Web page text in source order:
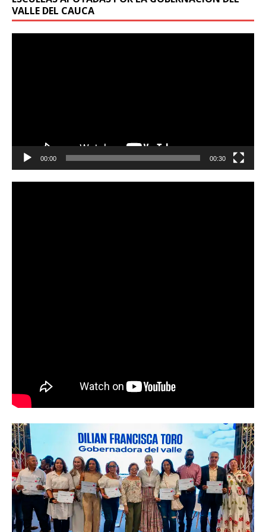
VALLE DEL CAUCA
00:00 00:30